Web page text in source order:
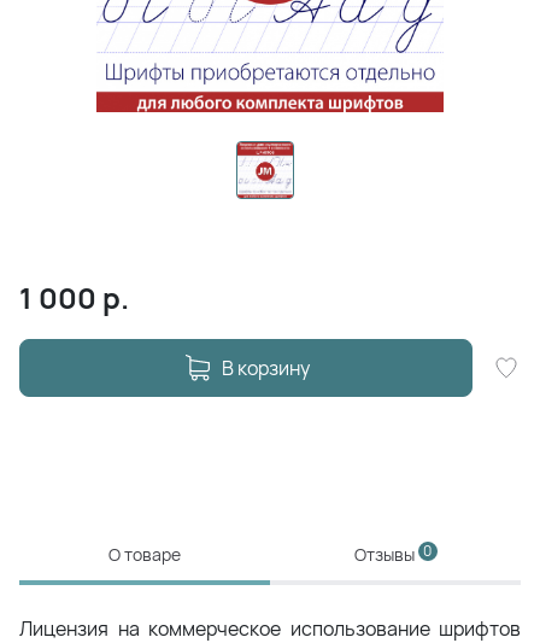
1 000 р.
В корзину
О товаре Отзывы 0
Лицензия на коммерческое использование шрифтов